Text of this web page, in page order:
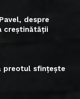
despre
creștinătății
preotul sfințește